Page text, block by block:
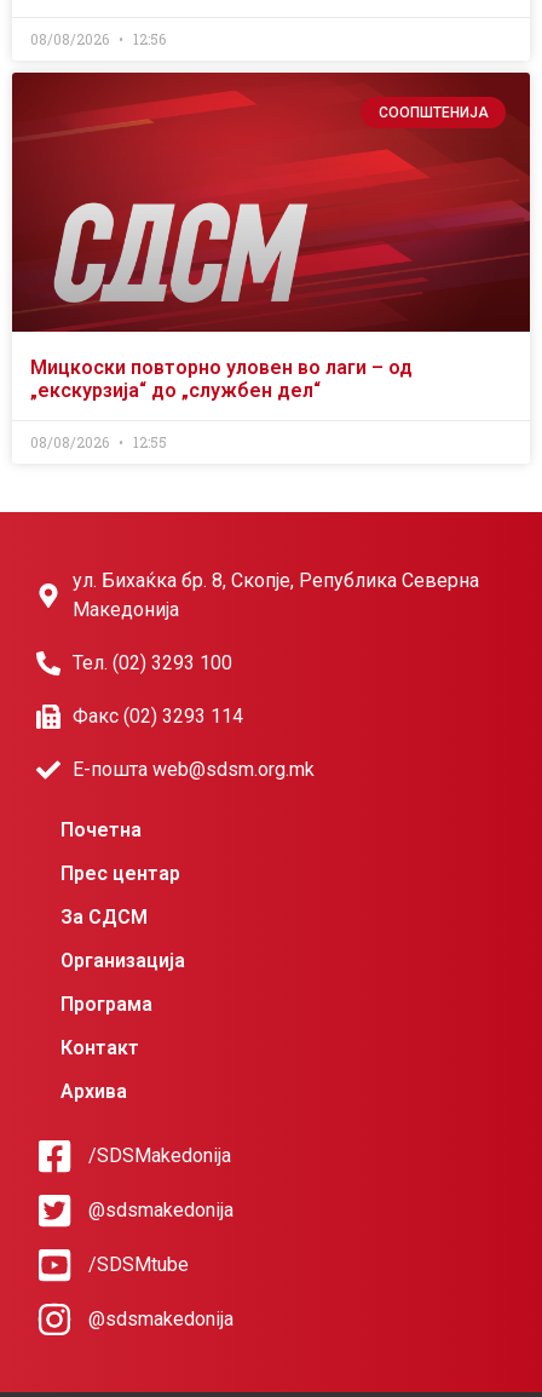
08/08/2026 12:56
СООПШТЕНИЈА
Мицкоски повторно уловен во лаги – од
„екскурзија“ до „службен дел“
08/08/2026 12:55
ул. Бихаќка бр. 8, Скопје, Република Северна
Македонија
Тел. (02) 3293 100
Факс (02) 3293 114
Е-пошта web@sdsm.org.mk
Почетна
Прес центар
За СДСМ
Организација
Програма
Контакт
Архива
/SDSMakedonija
@sdsmakedonija
/SDSMtube
@sdsmakedonija